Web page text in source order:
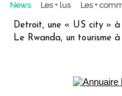
News Les + lus Les +
Detroit, une « US city » à
Le Rwanda, un tourisme